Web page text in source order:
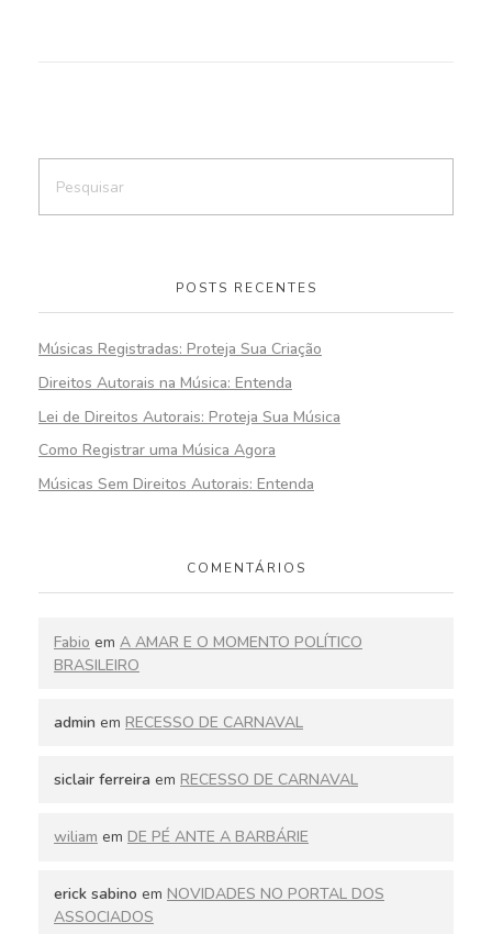
POSTS RECENTES
Músicas Registradas: Proteja Sua Criação
Direitos Autorais na Música: Entenda
Lei de Direitos Autorais: Proteja Sua Música
Como Registrar uma Música Agora
Músicas Sem Direitos Autorais: Entenda
COMENTÁRIOS
Fabio em A AMAR E O MOMENTO POLÍTICO
BRASILEIRO
admin em RECESSO DE CARNAVAL
siclair ferreira em RECESSO DE CARNAVAL
wiliam em DE PÉ ANTE A BARBÁRIE
erick sabino em NOVIDADES NO PORTAL DOS
ASSOCIADOS